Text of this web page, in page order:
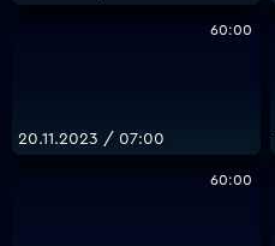
60:00
20.11.2023 / 07:00
60:00